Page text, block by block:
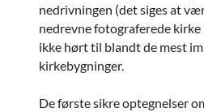
nedrivningen (det siges at
nedrevne fotograferede kirke
ikke hørt til blandt de mest
kirkebygninger.
De første sikre optegnelser